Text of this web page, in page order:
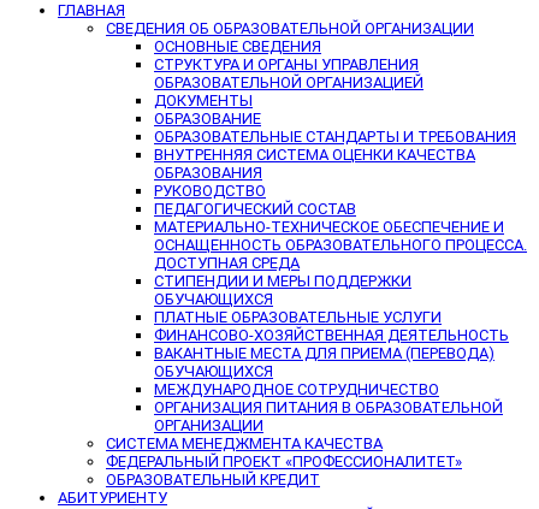
ГЛАВНАЯ
СВЕДЕНИЯ ОБ ОБРАЗОВАТЕЛЬНОЙ ОРГАНИЗАЦИИ
ОСНОВНЫЕ СВЕДЕНИЯ
СТРУКТУРА И ОРГАНЫ УПРАВЛЕНИЯ
ОБРАЗОВАТЕЛЬНОЙ ОРГАНИЗАЦИЕЙ
ДОКУМЕНТЫ
ОБРАЗОВАНИЕ
ОБРАЗОВАТЕЛЬНЫЕ СТАНДАРТЫ И ТРЕБОВАНИЯ
ВНУТРЕННЯЯ СИСТЕМА ОЦЕНКИ КАЧЕСТВА
ОБРАЗОВАНИЯ
РУКОВОДСТВО
ПЕДАГОГИЧЕСКИЙ СОСТАВ
МАТЕРИАЛЬНО-ТЕХНИЧЕСКОЕ ОБЕСПЕЧЕНИЕ И
ОСНАЩЕННОСТЬ ОБРАЗОВАТЕЛЬНОГО ПРОЦЕССА.
ДОСТУПНАЯ СРЕДА
СТИПЕНДИИ И МЕРЫ ПОДДЕРЖКИ
ОБУЧАЮЩИХСЯ
ПЛАТНЫЕ ОБРАЗОВАТЕЛЬНЫЕ УСЛУГИ
ФИНАНСОВО-ХОЗЯЙСТВЕННАЯ ДЕЯТЕЛЬНОСТЬ
ВАКАНТНЫЕ МЕСТА ДЛЯ ПРИЕМА (ПЕРЕВОДА)
ОБУЧАЮЩИХСЯ
МЕЖДУНАРОДНОЕ СОТРУДНИЧЕСТВО
ОРГАНИЗАЦИЯ ПИТАНИЯ В ОБРАЗОВАТЕЛЬНОЙ
ОРГАНИЗАЦИИ
СИСТЕМА МЕНЕДЖМЕНТА КАЧЕСТВА
ФЕДЕРАЛЬНЫЙ ПРОЕКТ «ПРОФЕССИОНАЛИТЕТ»
ОБРАЗОВАТЕЛЬНЫЙ КРЕДИТ
АБИТУРИЕНТУ